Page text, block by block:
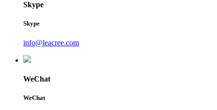
Skype
Skype
info@leacree.com
WeChat
WeChat